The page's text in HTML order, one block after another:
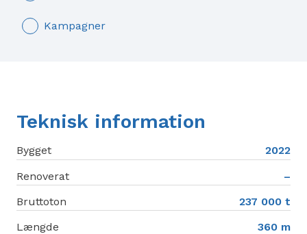
Kampagner
Teknisk information
Bygget
2022
Renoverat
–
Bruttoton
237 000 t
Længde
360 m